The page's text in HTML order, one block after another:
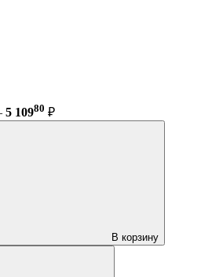
5 10980 ₽
В корзину